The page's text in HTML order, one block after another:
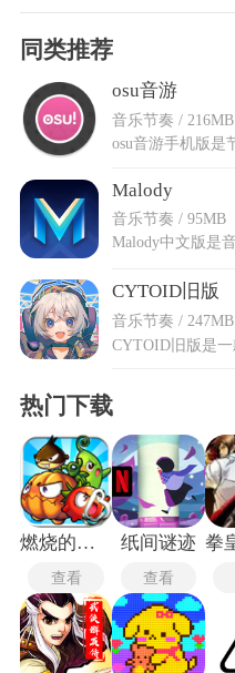
同类推荐
osu音游
音乐节奏 / 216MB
Malody
音乐节奏 / 95MB
CYTOID旧版
音乐节奏 / 247MB
热门下载
燃烧的蔬菜1老版本
查看
纸间谜迹
查看